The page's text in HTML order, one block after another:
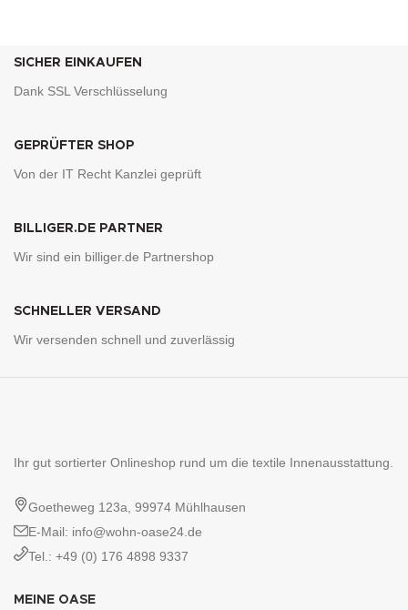
SICHER EINKAUFEN
Dank SSL Verschlüsselung
GEPRÜFTER SHOP
Von der IT Recht Kanzlei geprüft
BILLIGER.DE PARTNER
Wir sind ein billiger.de Partnershop
SCHNELLER VERSAND
Wir versenden schnell und zuverlässig
Ihr gut sortierter Onlineshop rund um die textile Innenausstattung.
Goetheweg 123a, 99974 Mühlhausen
E-Mail: info@wohn-oase24.de
Tel.: +49 (0) 176 4898 9337
MEINE OASE